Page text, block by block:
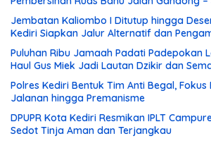
Jembatan Kaliombo I Ditutup hingga
Kediri Siapkan Jalur Alternatif dan
Puluhan Ribu Jamaah Padati Padepokan
Haul Gus Miek Jadi Lautan Dzikir dan
Polres Kediri Bentuk Tim Anti Begal,
Jalanan hingga Premanisme
DPUPR Kota Kediri Resmikan IPLT
Sedot Tinja Aman dan Terjangkau